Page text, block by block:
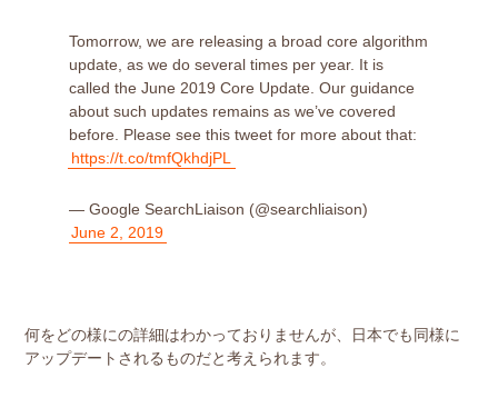
Tomorrow, we are releasing a broad core algorithm
update, as we do several times per year. It is
called the June 2019 Core Update. Our guidance
about such updates remains as we’ve covered
before. Please see this tweet for more about that:
https://t.co/tmfQkhdjPL
— Google SearchLiaison (@searchliaison)
June 2, 2019
何をどの様にの詳細はわかっておりませんが、日本でも同様に
アップデートされるものだと考えられます。